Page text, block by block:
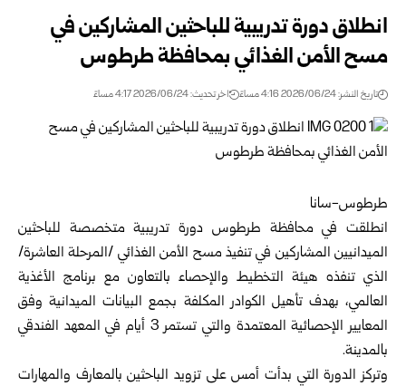
انطلاق دورة تدريبية للباحثين المشاركين في
مسح الأمن ‏الغذائي بمحافظة طرطوس
تاريخ النشر: 2026/06/24 4:16 مساءً اخر تحديث: 2026/06/24 4:17 مساءً
طرطوس-سانا‏
انطلقت في محافظة طرطوس دورة تدريبية متخصصة ‏للباحثين
الميدانيين المشاركين في تنفيذ مسح الأمن الغذائي /‏المرحلة العاشرة/
الذي تنفذه هيئة التخطيط والإحصاء ‏بالتعاون مع برنامج الأغذية
العالمي، بهدف تأهيل الكوادر ‏المكلفة بجمع البيانات الميدانية وفق
المعايير الإحصائية ‏المعتمدة والتي تستمر 3 أيام في المعهد الفندقي
بالمدينة‎.‎
وتركز الدورة التي بدأت أمس على تزويد الباحثين بالمعارف ‏والمهارات